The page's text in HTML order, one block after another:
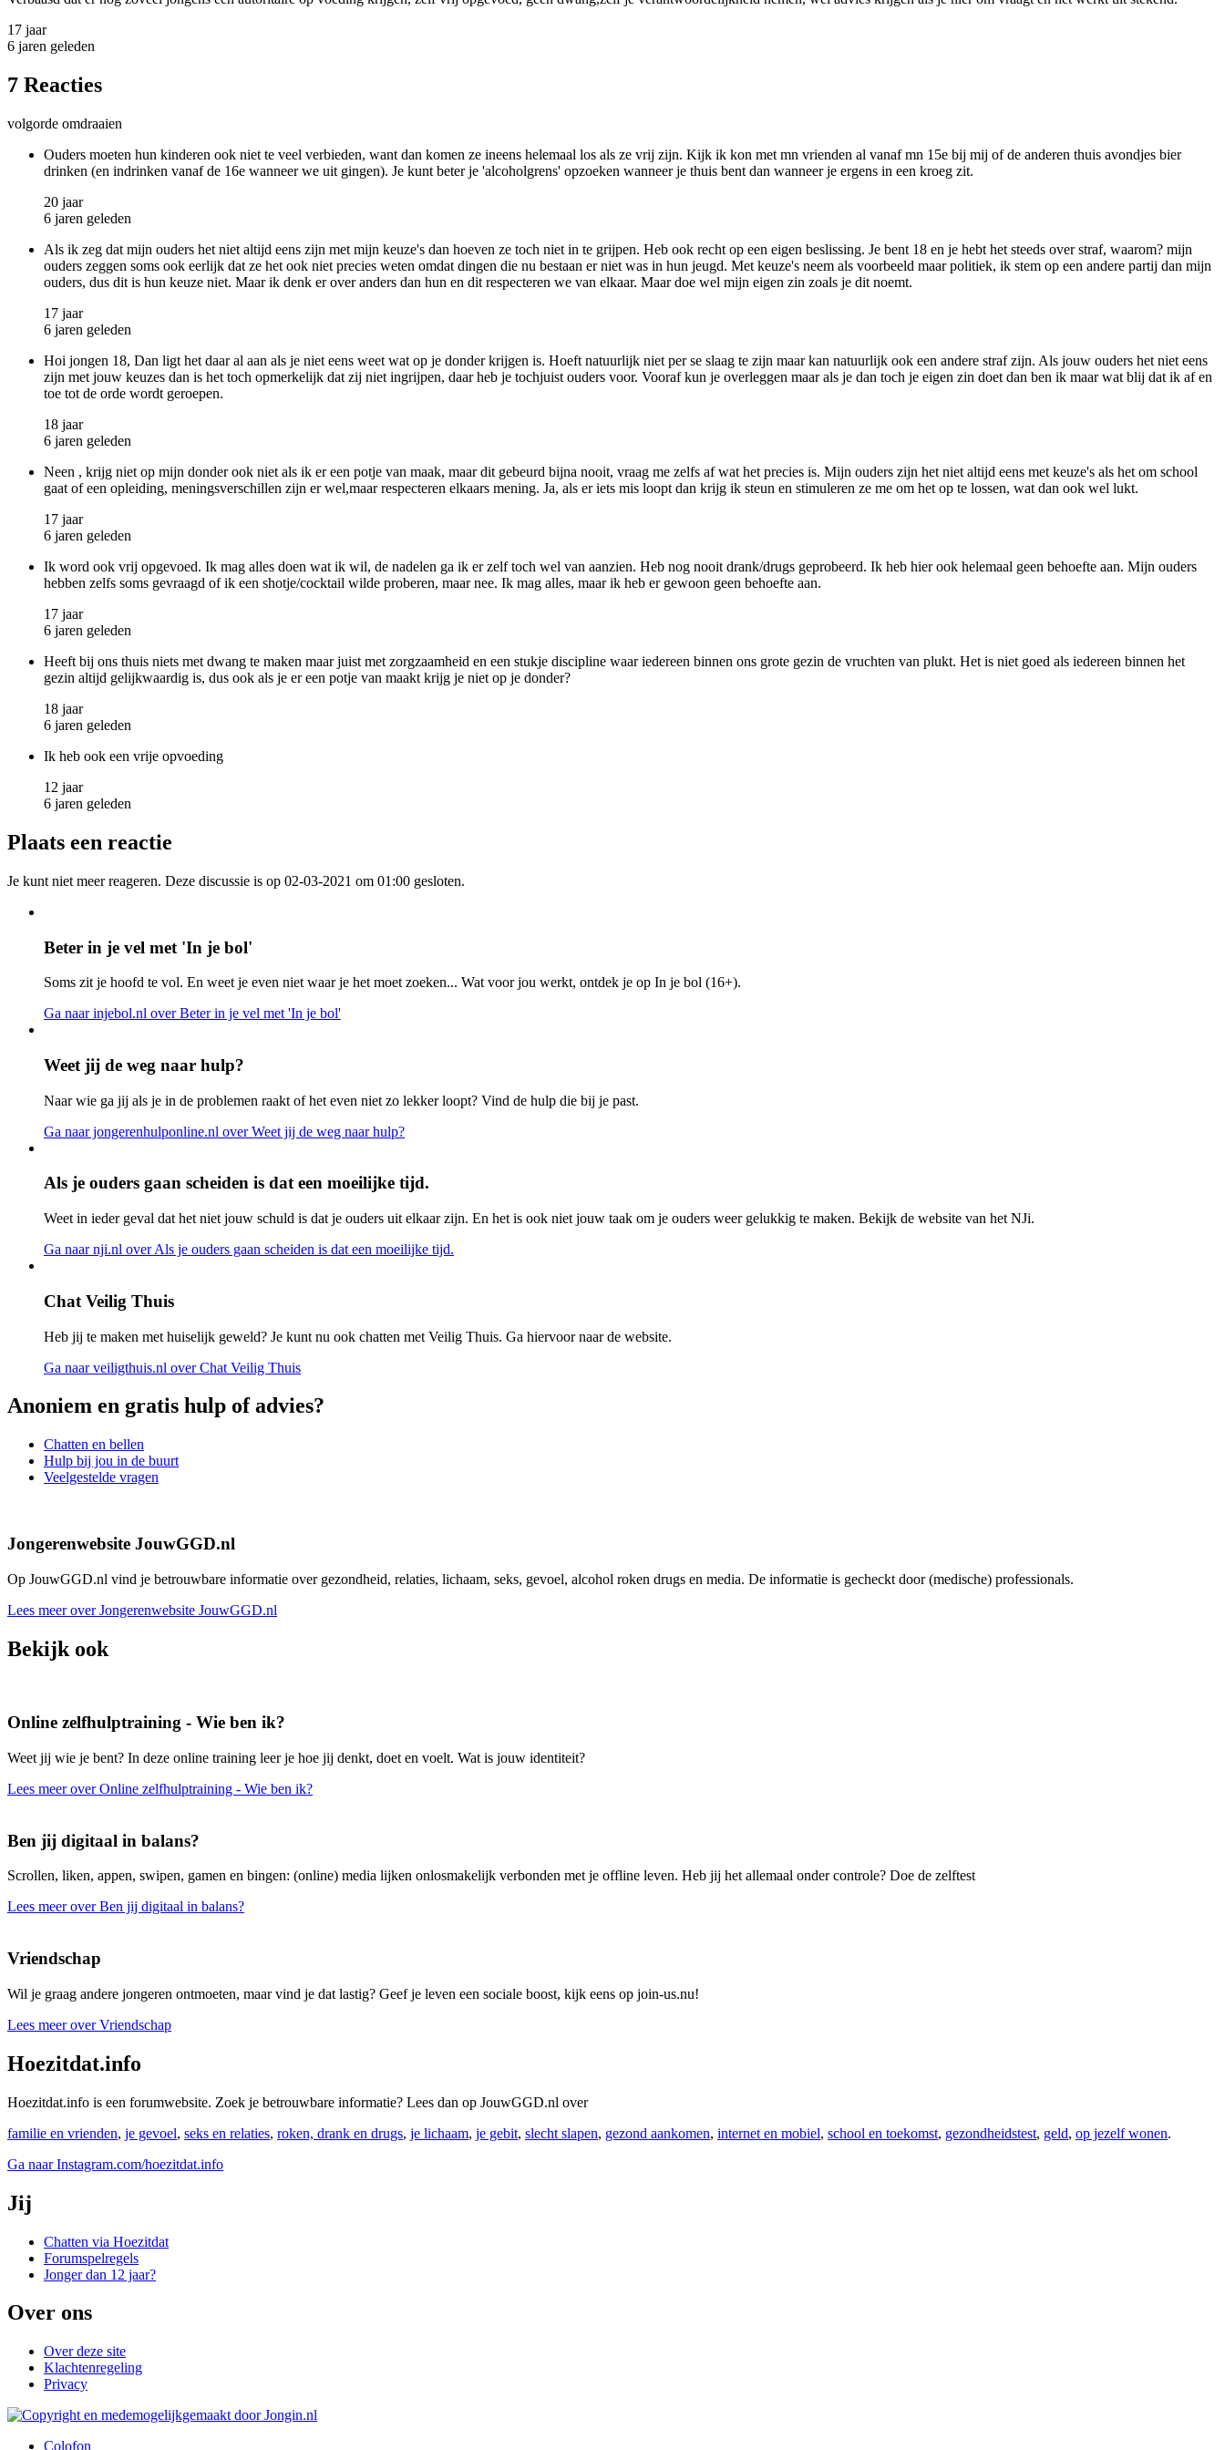
17 jaar
6 jaren geleden
7 Reacties
volgorde omdraaien
Ouders moeten hun kinderen ook niet te veel verbieden, want dan komen ze ineens helemaal los als ze vrij zijn. Kijk ik kon met mn vrienden al vanaf mn 15e bij mij of de anderen thuis avondjes bier
drinken (en indrinken vanaf de 16e wanneer we uit gingen). Je kunt beter je 'alcoholgrens' opzoeken wanneer je thuis bent dan wanneer je ergens in een kroeg zit.
20 jaar
6 jaren geleden
Als ik zeg dat mijn ouders het niet altijd eens zijn met mijn keuze's dan hoeven ze toch niet in te grijpen. Heb ook recht op een eigen beslissing. Je bent 18 en je hebt het steeds over straf, waarom? mijn
ouders zeggen soms ook eerlijk dat ze het ook niet precies weten omdat dingen die nu bestaan er niet was in hun jeugd. Met keuze's neem als voorbeeld maar politiek, ik stem op een andere partij dan mijn
ouders, dus dit is hun keuze niet. Maar ik denk er over anders dan hun en dit respecteren we van elkaar. Maar doe wel mijn eigen zin zoals je dit noemt.
17 jaar
6 jaren geleden
Hoi jongen 18, Dan ligt het daar al aan als je niet eens weet wat op je donder krijgen is. Hoeft natuurlijk niet per se slaag te zijn maar kan natuurlijk ook een andere straf zijn. Als jouw ouders het niet eens
zijn met jouw keuzes dan is het toch opmerkelijk dat zij niet ingrijpen, daar heb je tochjuist ouders voor. Vooraf kun je overleggen maar als je dan toch je eigen zin doet dan ben ik maar wat blij dat ik af en
toe tot de orde wordt geroepen.
18 jaar
6 jaren geleden
Neen , krijg niet op mijn donder ook niet als ik er een potje van maak, maar dit gebeurd bijna nooit, vraag me zelfs af wat het precies is. Mijn ouders zijn het niet altijd eens met keuze's als het om school
gaat of een opleiding, meningsverschillen zijn er wel,maar respecteren elkaars mening. Ja, als er iets mis loopt dan krijg ik steun en stimuleren ze me om het op te lossen, wat dan ook wel lukt.
17 jaar
6 jaren geleden
Ik word ook vrij opgevoed. Ik mag alles doen wat ik wil, de nadelen ga ik er zelf toch wel van aanzien. Heb nog nooit drank/drugs geprobeerd. Ik heb hier ook helemaal geen behoefte aan. Mijn ouders
hebben zelfs soms gevraagd of ik een shotje/cocktail wilde proberen, maar nee. Ik mag alles, maar ik heb er gewoon geen behoefte aan.
17 jaar
6 jaren geleden
Heeft bij ons thuis niets met dwang te maken maar juist met zorgzaamheid en een stukje discipline waar iedereen binnen ons grote gezin de vruchten van plukt. Het is niet goed als iedereen binnen het
gezin altijd gelijkwaardig is, dus ook als je er een potje van maakt krijg je niet op je donder?
18 jaar
6 jaren geleden
Ik heb ook een vrije opvoeding
12 jaar
6 jaren geleden
Plaats een reactie
Je kunt niet meer reageren. Deze discussie is op 02-03-2021 om 01:00 gesloten.
Beter in je vel met 'In je bol'
Soms zit je hoofd te vol. En weet je even niet waar je het moet zoeken... Wat voor jou werkt, ontdek je op In je bol (16+).
Ga naar injebol.nl over Beter in je vel met 'In je bol'
Weet jij de weg naar hulp?
Naar wie ga jij als je in de problemen raakt of het even niet zo lekker loopt? Vind de hulp die bij je past.
Ga naar jongerenhulponline.nl over Weet jij de weg naar hulp?
Als je ouders gaan scheiden is dat een moeilijke tijd.
Weet in ieder geval dat het niet jouw schuld is dat je ouders uit elkaar zijn. En het is ook niet jouw taak om je ouders weer gelukkig te maken. Bekijk de website van het NJi.
Ga naar nji.nl over Als je ouders gaan scheiden is dat een moeilijke tijd.
Chat Veilig Thuis
Heb jij te maken met huiselijk geweld? Je kunt nu ook chatten met Veilig Thuis. Ga hiervoor naar de website.
Ga naar veiligthuis.nl over Chat Veilig Thuis
Anoniem en gratis hulp of advies?
Chatten en bellen
Hulp bij jou in de buurt
Veelgestelde vragen
Jongerenwebsite JouwGGD.nl
Op JouwGGD.nl vind je betrouwbare informatie over gezondheid, relaties, lichaam, seks, gevoel, alcohol roken drugs en media. De informatie is gecheckt door (medische) professionals.
Lees meer over Jongerenwebsite JouwGGD.nl
Bekijk ook
Online zelfhulptraining - Wie ben ik?
Weet jij wie je bent? In deze online training leer je hoe jij denkt, doet en voelt. Wat is jouw identiteit?
Lees meer over Online zelfhulptraining - Wie ben ik?
Ben jij digitaal in balans?
Scrollen, liken, appen, swipen, gamen en bingen: (online) media lijken onlosmakelijk verbonden met je offline leven. Heb jij het allemaal onder controle? Doe de zelftest
Lees meer over Ben jij digitaal in balans?
Vriendschap
Wil je graag andere jongeren ontmoeten, maar vind je dat lastig? Geef je leven een sociale boost, kijk eens op join-us.nu!
Lees meer over Vriendschap
Hoezitdat.info
Hoezitdat.info is een forumwebsite. Zoek je betrouwbare informatie? Lees dan op JouwGGD.nl over
familie en vrienden, je gevoel, seks en relaties, roken, drank en drugs, je lichaam, je gebit, slecht slapen, gezond aankomen, internet en mobiel, school en toekomst, gezondheidstest, geld, op jezelf wonen.
Ga naar Instagram.com/hoezitdat.info
Jij
Chatten via Hoezitdat
Forumspelregels
Jonger dan 12 jaar?
Over ons
Over deze site
Klachtenregeling
Privacy
Colofon